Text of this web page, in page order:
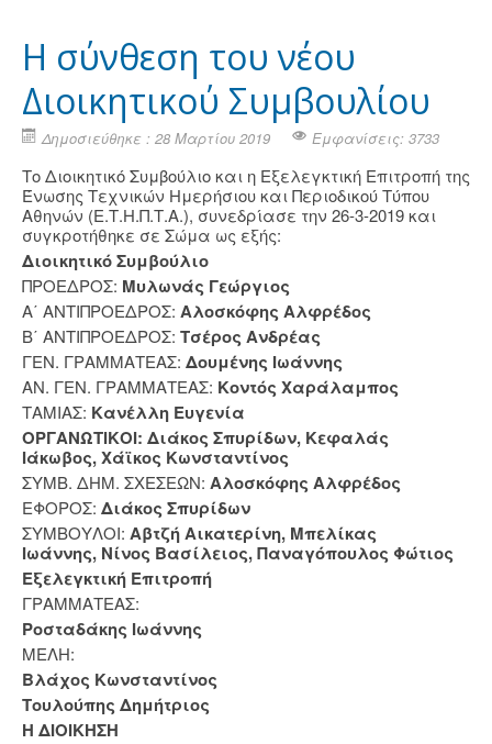
Η σύνθεση του νέου
Διοικητικού Συμβουλίου
Δημοσιεύθηκε : 28 Μαρτίου 2019 Εμφανίσεις: 3733
Το Διοικητικό Συμβούλιο και η Εξελεγκτική Επιτροπή της
Ένωσης Τεχνικών Ημερήσιου και Περιοδικού Τύπου
Αθηνών (Ε.Τ.Η.Π.Τ.Α.), συνεδρίασε την 26-3-2019 και
συγκροτήθηκε σε Σώμα ως εξής:
Διοικητικό Συμβούλιο
ΠΡΟΕΔΡΟΣ: Μυλωνάς Γεώργιος
Α΄ ΑΝΤΙΠΡΟΕΔΡΟΣ: Αλοσκόφης Αλφρέδος
Β΄ ΑΝΤΙΠΡΟΕΔΡΟΣ: Τσέρος Ανδρέας
ΓΕΝ. ΓΡΑΜΜΑΤΕΑΣ: Δουμένης Ιωάννης
ΑΝ. ΓΕΝ. ΓΡΑΜΜΑΤΕΑΣ: Κοντός Χαράλαμπος
ΤΑΜΙΑΣ: Κανέλλη Ευγενία
ΟΡΓΑΝΩΤΙΚΟΙ: Διάκος Σπυρίδων, Κεφαλάς
Ιάκωβος,Χάϊκος Κωνσταντίνος
ΣΥΜΒ. ΔΗΜ. ΣΧΕΣΕΩΝ: Αλοσκόφης Αλφρέδος
ΕΦΟΡΟΣ: Διάκος Σπυρίδων
ΣΥΜΒΟΥΛΟΙ: Αβτζή Αικατερίνη, Μπελίκας
Ιωάννης, Νίνος Βασίλειος, Παναγόπουλος Φώτιος
Εξελεγκτική Επιτροπή
ΓΡΑΜΜΑΤΕΑΣ:
Ροσταδάκης Ιωάννης
ΜΕΛΗ:
Βλάχος Κωνσταντίνος
Τουλούπης Δημήτριος
Η ΔΙΟΙΚΗΣΗ